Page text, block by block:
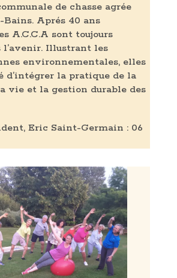
de chasse agrée
Bains. Aprés 40 ans
A.C.C.A sont toujours
l’avenir. Illustrant les
environnementales, elles
d’intégrer la pratique de la
vie et la gestion durable des
Eric Saint-Germain : 06